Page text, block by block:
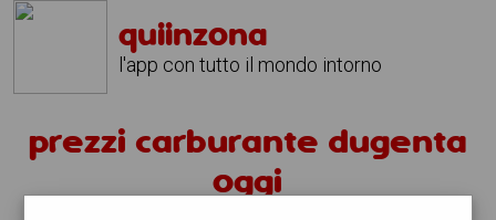
quiinzona
l'app con tutto il mondo intorno
prezzi carburante dugenta
oggi